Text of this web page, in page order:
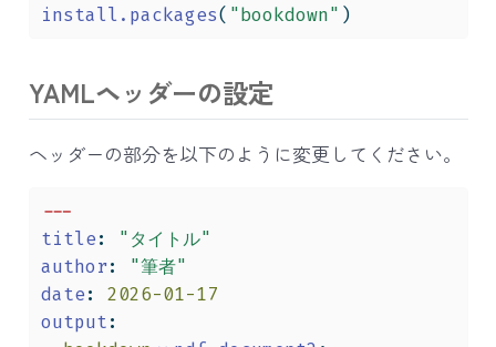
install.packages( "bookdown" )
YAMLヘッダーの設定
ヘッダーの部分を以下のように変更してください。
---
title:
"タイトル"
author:
"筆者"
date:
2026-01-17
output: